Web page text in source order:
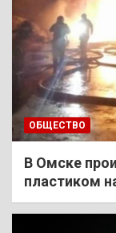
ОБЩЕСТВО
В Омске
пластиком